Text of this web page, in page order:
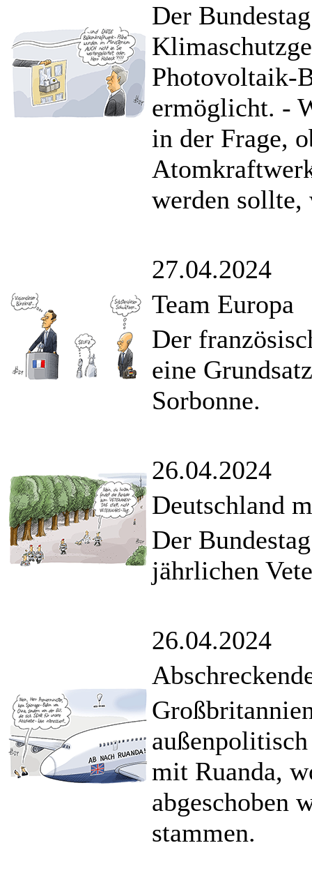
Der
Photovoltaik-
ermöglicht. -
in der Frage,
werden
27.04.2024
Team Europa
Der
eine
Sorbonne.
26.04.2024
Deutschland
Der
jährlichen
26.04.2024
mit Ruanda,
abgeschoben
stammen.